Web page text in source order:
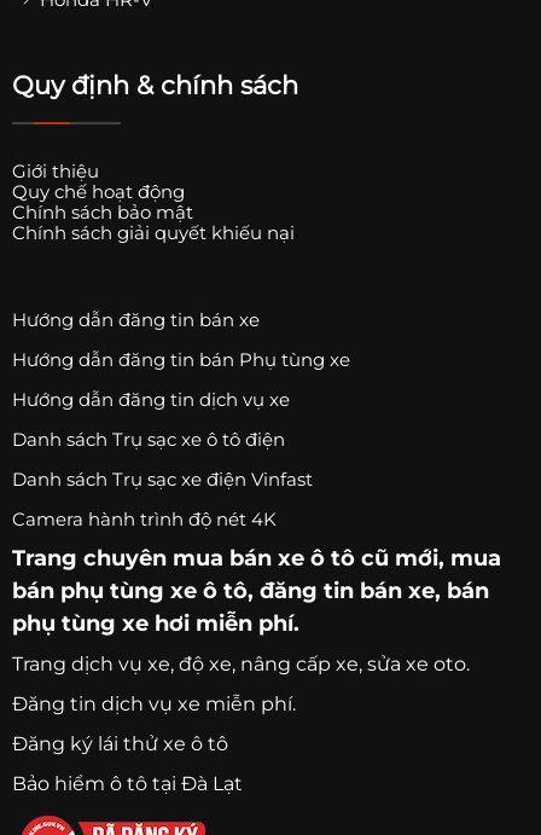
Quy định & chính sách
Giới thiệu
Quy chế hoạt động
Chính sách bảo mật
Chính sách giải quyết khiếu nại
Hướng dẫn đăng tin bán xe
Hướng dẫn đăng tin bán Phụ tùng xe
Hướng dẫn đăng tin dịch vụ xe
Danh sách Trụ sạc xe ô tô điện
Danh sách Trụ sạc xe điện Vinfast
Camera hành trình độ nét 4K
Trang chuyên mua bán xe ô tô cũ mới, mua
bán phụ tùng xe ô tô, đăng tin bán xe, bán
phụ tùng xe hơi miễn phí.
Trang dịch vụ xe, độ xe, nâng cấp xe, sửa xe oto.
Đăng tin dịch vụ xe miễn phí.
Đăng ký lái thử xe ô tô
Bảo hiểm ô tô tại Đà Lạt